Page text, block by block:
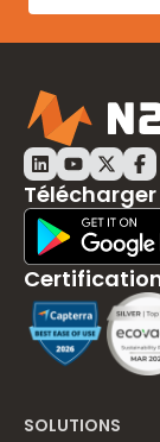
LinkedIn N2F
Youtube N2F
Twitter
Télécharger
Play Store
SOLUTIONS